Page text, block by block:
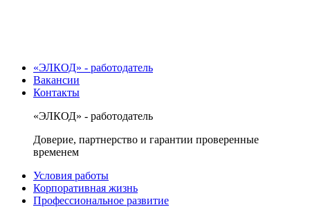
«ЭЛКОД» - работодатель
Вакансии
Контакты
«ЭЛКОД» - работодатель
Доверие, партнерство и гарантии проверенные
временем
Условия работы
Корпоративная жизнь
Профессиональное развитие